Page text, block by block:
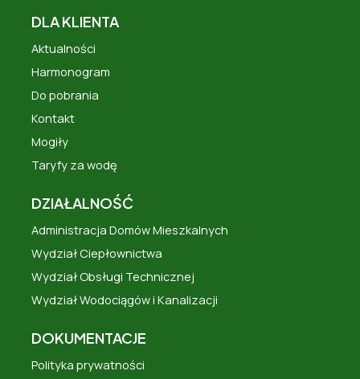
DLA KLIENTA
Aktualności
Harmonogram
Do pobrania
Kontakt
Mogiły
Taryfy za wodę
DZIAŁALNOŚĆ
Administracja Domów Mieszkalnych
Wydział Ciepłownictwa
Wydział Obsługi Technicznej
Wydział Wodociągów i Kanalizacji
DOKUMENTACJE
Polityka prywatności